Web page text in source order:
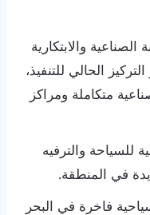
الصناعية والابتكارية
الحالي للتنفيذ،
متكاملة ومراكز
للسياحة والترفيه
في المنطقة.
فاخرة في البحر